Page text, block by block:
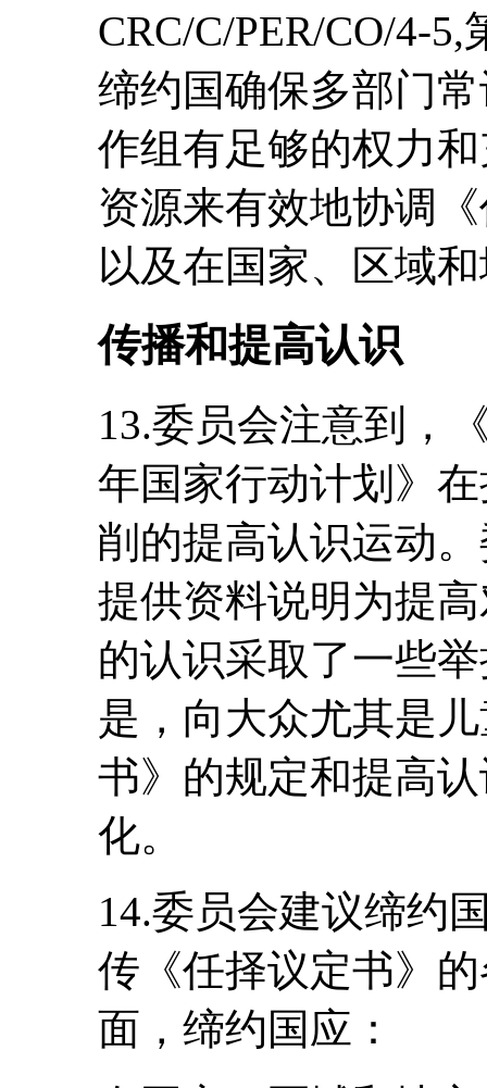
CRC/C/PER/CO/4-
缔约国确保多部门
作组有足够的权力
资源来有效地协调
以及在国家、区域
传播和提高认识
13.委员会注意到，
年国家行动计划》
削的提高认识运动
提供资料说明为提
的认识采取了一些
是，向大众尤其是
书》的规定和提高
化。
14.委员会建议缔约
传《任择议定书》
面，缔约国应：